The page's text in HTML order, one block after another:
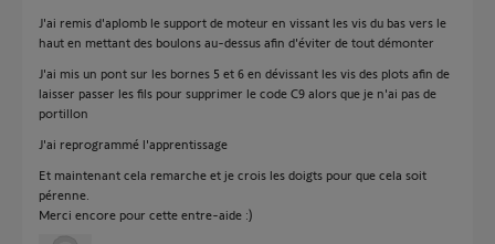
J'ai remis d'aplomb le support de moteur en vissant les vis du bas vers le
haut en mettant des boulons au-dessus afin d'éviter de tout démonter
J'ai mis un pont sur les bornes 5 et 6 en dévissant les vis des plots afin de
laisser passer les fils pour supprimer le code C9 alors que je n'ai pas de
portillon
J'ai reprogrammé l'apprentissage
Et maintenant cela remarche et je crois les doigts pour que cela soit
pérenne.
Merci encore pour cette entre-aide :)